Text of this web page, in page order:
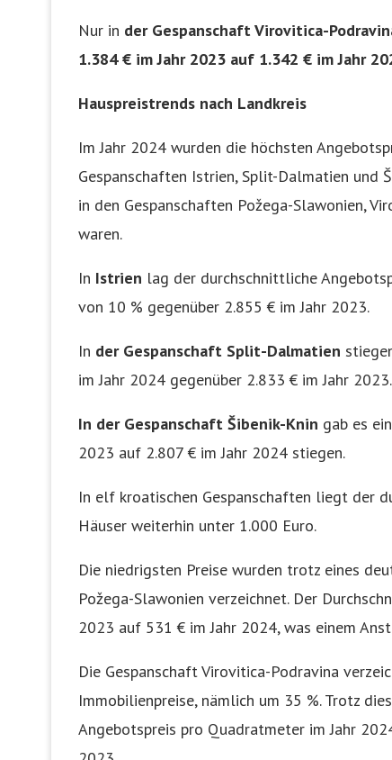
Nur in der Gespanschaft Virovitica-
1.384 € im Jahr 2023 auf 1.342 € im Jahr
Hauspreistrends nach Landkreis
Im Jahr 2024 wurden die höchsten
Gespanschaften Istrien, Split-Dalmatien und
in den Gespanschaften Požega-Slawonien,
waren.
In Istrien lag der durchschnittliche
von 10 % gegenüber 2.855 € im Jahr 2023.
In der Gespanschaft Split-Dalmatien
im Jahr 2024 gegenüber 2.833 € im Jahr 2023.
In der Gespanschaft Šibenik-Knin gab es
2023 auf 2.807 € im Jahr 2024 stiegen.
In elf kroatischen Gespanschaften liegt der
Häuser weiterhin unter 1.000 Euro.
Die niedrigsten Preise wurden trotz eines
Požega-Slawonien verzeichnet. Der
2023 auf 531 € im Jahr 2024, was einem
Die Gespanschaft Virovitica-Podravina
Immobilienpreise, nämlich um 35 %. Trotz
Angebotspreis pro Quadratmeter im Jahr